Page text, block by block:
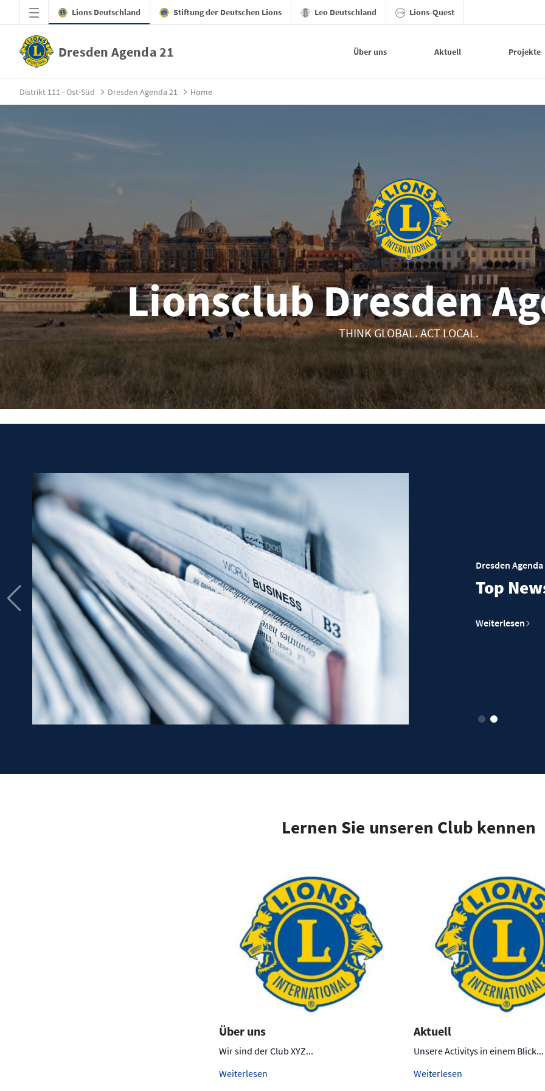
Zum Hauptinhalt springen
Lions Deutschland Stiftung der Deutschen Lions Leo Deutschland Lions-Quest
Dresden Agenda 21 Über uns Aktuell Projekte
Home - Dresden Agenda 21
Distrikt 111 - Ost-Süd Dresden Agenda 21 Home
Lionsclub Dresden
THINK GLOBAL. ACT LOCAL.
Dresden Agenda 21
Top News
Weiterlesen
Lernen Sie unseren Club kennen
Über uns
Wir sind der Club XYZ...
Weiterlesen
Aktuell
Unsere Activitys in einem Blick...
Weiterlesen